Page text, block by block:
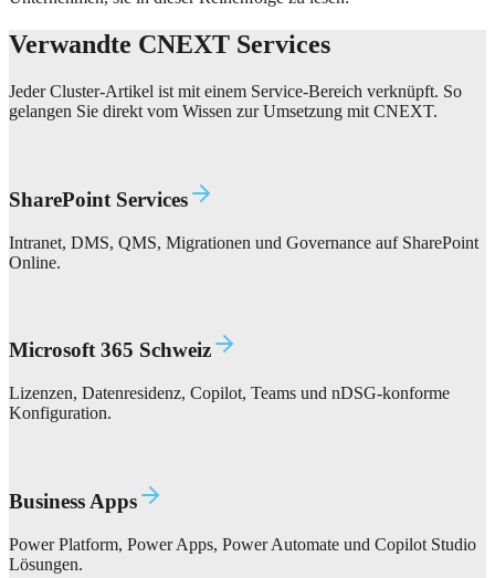
Verwandte CNEXT Services
Jeder Cluster-Artikel ist mit einem Service-Bereich verknüpft. So
gelangen Sie direkt vom Wissen zur Umsetzung mit CNEXT.
SharePoint Services
Intranet, DMS, QMS, Migrationen und Governance auf SharePoint
Online.
Microsoft 365 Schweiz
Lizenzen, Datenresidenz, Copilot, Teams und nDSG-konforme
Konfiguration.
Business Apps
Power Platform, Power Apps, Power Automate und Copilot Studio
Lösungen.